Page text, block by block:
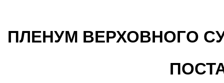
ПЛЕНУМ ВЕРХОВНОГО